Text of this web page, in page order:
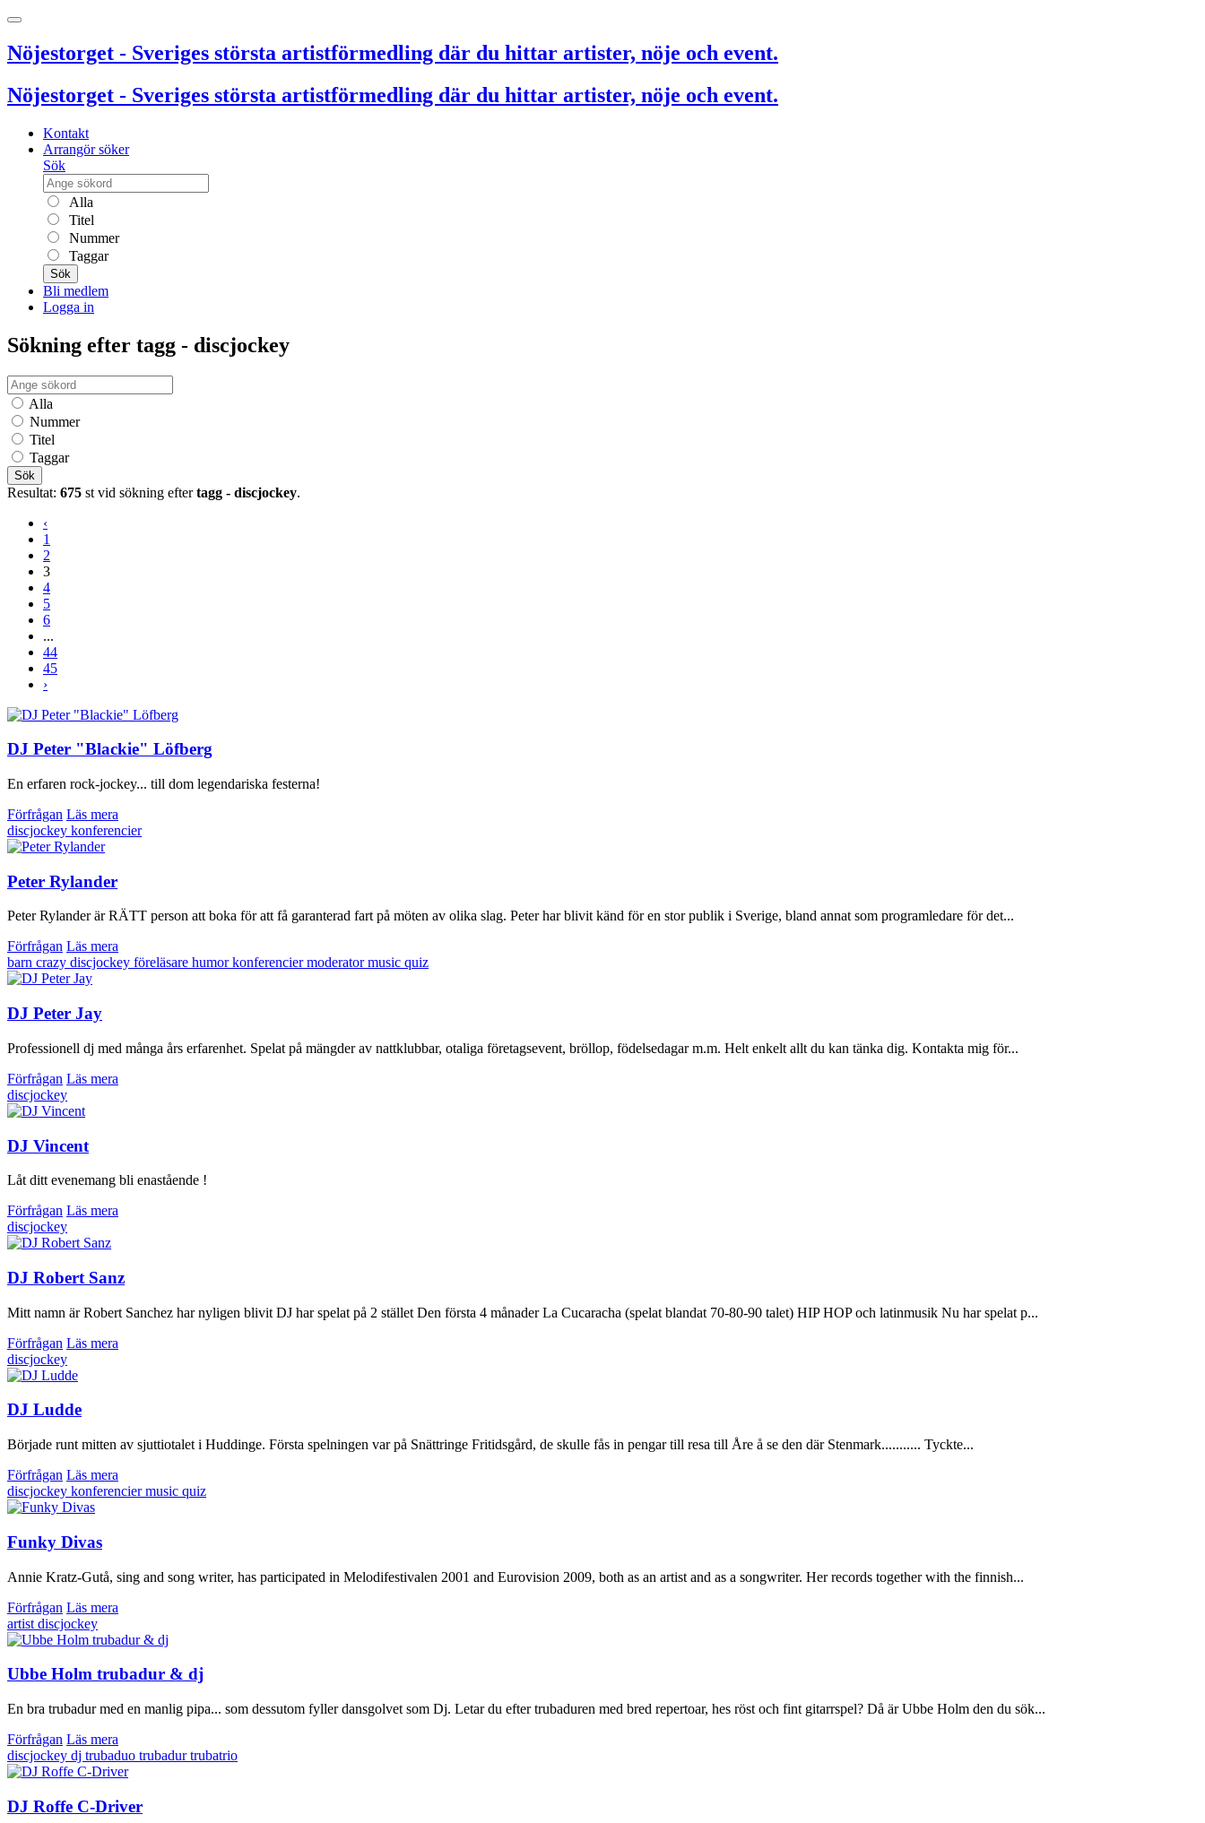
Nöjestorget - Sveriges största artistförmedling där du hittar artister, nöje och event.
Nöjestorget - Sveriges största artistförmedling där du hittar artister, nöje och event.
Kontakt
Arrangör söker
Sök
Alla
Titel
Nummer
Taggar
Sök
Bli medlem
Logga in
Sökning efter tagg - discjockey
Alla
Nummer
Titel
Taggar
Sök
Resultat: 675 st vid sökning eftertagg - discjockey.
‹
1
2
3
4
5
6
...
44
45
›
DJ Peter "Blackie" Löfberg
En erfaren rock-jockey... till dom legendariska festerna!
Förfrågan Läs mera
discjockey konferencier
Peter Rylander
Peter Rylander är RÄTT person att boka för att få garanterad fart på möten av olika slag. Peter har blivit känd för en stor publik i Sverige, bland annat som programledare för det...
Förfrågan Läs mera
barn crazy discjockey föreläsare humorkonferenciermoderatormusic quiz
DJ Peter Jay
Professionell dj med många års erfarenhet. Spelat på mängder av nattklubbar, otaliga företagsevent, bröllop, födelsedagar m.m. Helt enkelt allt du kan tänka dig. Kontakta mig för...
Förfrågan Läs mera
discjockey
DJ Vincent
Låt ditt evenemang bli enastående !
Förfrågan Läs mera
discjockey
DJ Robert Sanz
Mitt namn är Robert Sanchez har nyligen blivit DJ har spelat på 2 stället Den första 4 månader La Cucaracha (spelat blandat 70-80-90 talet) HIP HOP och latinmusik Nu har spelat p...
Förfrågan Läs mera
discjockey
DJ Ludde
Började runt mitten av sjuttiotalet i Huddinge. Första spelningen var på Snättringe Fritidsgård, de skulle fås in pengar till resa till Åre å se den där Stenmark........... Tyckte...
Förfrågan Läs mera
discjockey konferenciermusic quiz
Funky Divas
Annie Kratz-Gutå, sing and song writer, has participated in Melodifestivalen 2001 and Eurovision 2009, both as an artist and as a songwriter. Her records together with the finnish...
Förfrågan Läs mera
artist discjockey
Ubbe Holm trubadur & dj
En bra trubadur med en manlig pipa... som dessutom fyller dansgolvet som Dj. Letar du efter trubaduren med bred repertoar, hes röst och fint gitarrspel? Då är Ubbe Holm den du sök...
Förfrågan Läs mera
discjockey dj trubaduo trubadurtrubatrio
DJ Roffe C-Driver